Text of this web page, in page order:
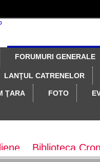
FORUMURI GENERALE
LANŢUL CATRENELOR
ŢARA FOTO
Biblioteca